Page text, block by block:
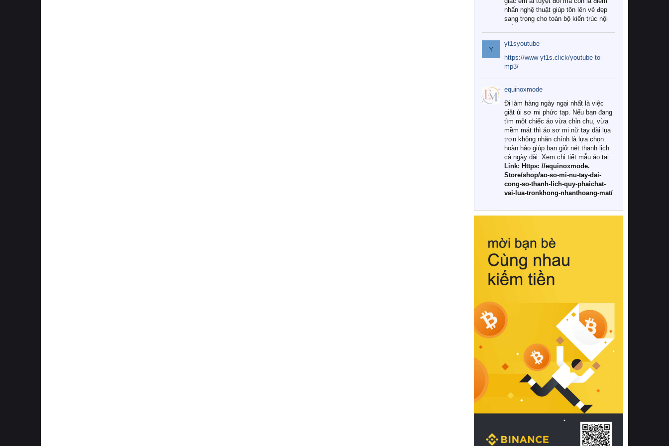
nhấn nghệ thuật giúp tôn lên vẻ đẹp
sang trọng cho toàn bộ kiến trúc nội
Tuy nhiên, giữa thị trường đa dạng
với vô vàn thương hiệu và mẫu mã
như hiện nay, làm thế nào để chọn
được những bộ chăn ga gối đệm cao
cấp thực sự chất lượng, phù hợp với
khí hậu và nhu cầu sử dụng của gia
đình? Hãy cùng chúng tôi đi tìm lời
giải đáp chi tiết qua bài viết dưới đây.
1. Tại sao các gia đình hiện đại lại ưa
chuộng chăn ga gối đệm cao cấp?
Khác với các dòng sản phẩm thông
thường, những bộ chăn ga gối đệm
cao cấp trải qua quy trình sản xuất
nghiêm ngặt từ khâu chọn lọc nguyên
liệu tự nhiên đến công nghệ dệt
nhuộm hiện đại không chứa hóa chất
này, bạn sẽ cảm nhận rõ rệt sự khác
hồi chuẩn xác của phần đệm nâng đỡ
cột sống.
Bên cạnh đó, việc lựa chọn các dòng
sản phẩm đạt chuẩn chất lượng quốc
tế còn giúp ngăn ngừa tình trạng kích
khuẩn và nấm mốc trong điều kiện
thời tiết nóng ẩm. Bạn có thể tìm hiểu
thêm các nghiên cứu khoa học về tác
động của giấc ngủ và môi trường
phòng ngủ đối với sức khỏe con
người tại Sleep Foundation (External
Link) để có cái nhìn toàn diện hơn.
2. Các tiêu chí vàng khi lựa chọn
chăn ga gối đệm cao cấp cho phòng
ngủ
Để sở hữu một bộ chăn ga gối đệm
cao cấp hoàn hảo cả về thẩm mỹ lẫn
công năng, người tiêu dùng cần cân
nhắc kỹ lưỡng các tiêu chí quan trọng
Y
yt1syoutube
https://www-yt1s.click/youtube-to-
mp3/
equinoxmode
Đi làm hàng ngày ngại nhất là việc
giặt ủi sơ mi phức tạp. Nếu bạn đang
tìm một chiếc áo vừa chỉn chu, vừa
mềm mát thì áo sơ mi nữ tay dài lụa
trơn không nhăn chính là lựa chọn
hoàn hảo giúp bạn giữ nét thanh lịch
cả ngày dài. Xem chi tiết mẫu áo tại:
Link: Https: //equinoxmode.
Store/shop/ao-so-mi-nu-tay-dai-
cong-so-thanh-lich-quy-phaichat-
vai-lua-tronkhong-nhanthoang-mat/